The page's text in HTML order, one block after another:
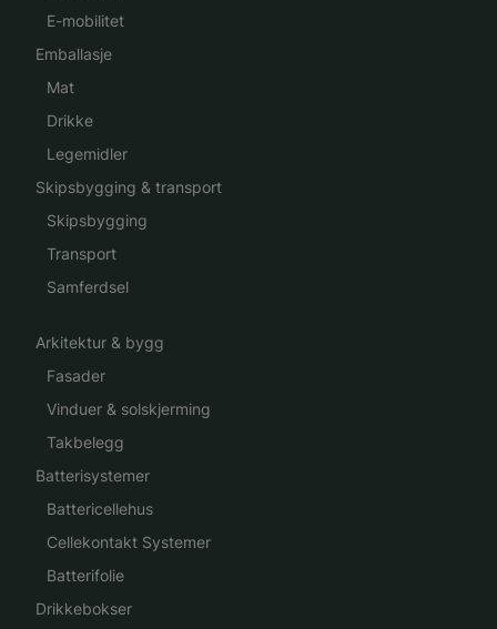
E-mobilitet
Emballasje
Mat
Drikke
Legemidler
Skipsbygging & transport
Skipsbygging
Transport
Samferdsel
Arkitektur & bygg
Fasader
Vinduer & solskjerming
Takbelegg
Batterisystemer
Battericellehus
Cellekontakt Systemer
Batterifolie
Drikkebokser